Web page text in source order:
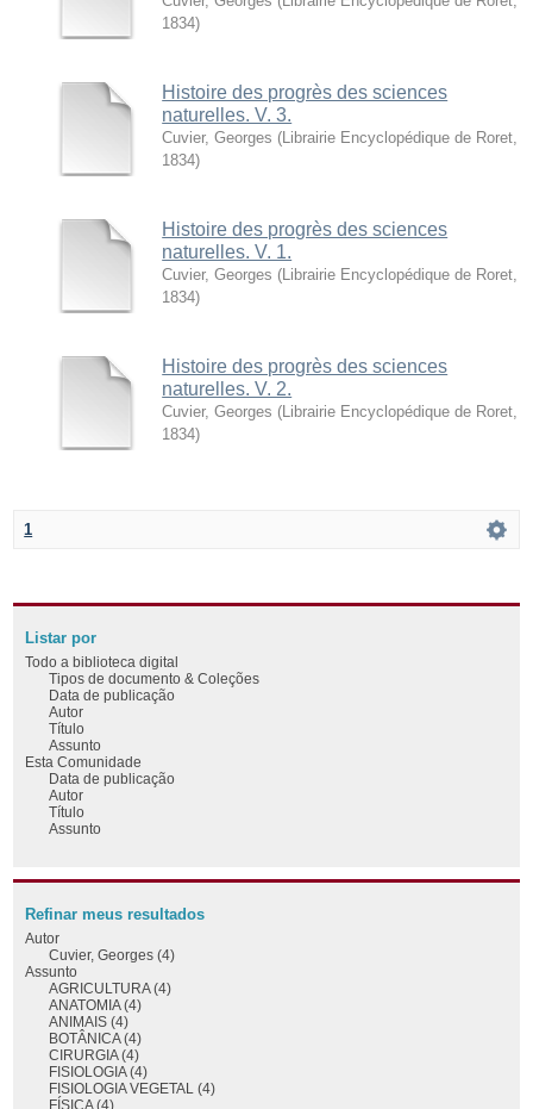
1834)
Histoire des progrès des sciences
naturelles. V. 3.
Cuvier, Georges ( Librairie Encyclopédique de Roret
1834)
Histoire des progrès des sciences
naturelles. V. 1.
Cuvier, Georges ( Librairie Encyclopédique de Roret
1834)
Histoire des progrès des sciences
naturelles. V. 2.
Cuvier, Georges ( Librairie Encyclopédique de Roret
1834)
1
Listar por
Todo a biblioteca digital
Tipos de documento & Coleções
Data de publicação
Autor
Título
Assunto
Esta Comunidade
Data de publicação
Autor
Título
Assunto
Refinar meus resultados
Autor
Cuvier, Georges (4)
Assunto
AGRICULTURA (4)
ANATOMIA (4)
ANIMAIS (4)
BOTÂNICA (4)
CIRURGIA (4)
FISIOLOGIA (4)
FISIOLOGIA VEGETAL (4)
FÍSICA (4)